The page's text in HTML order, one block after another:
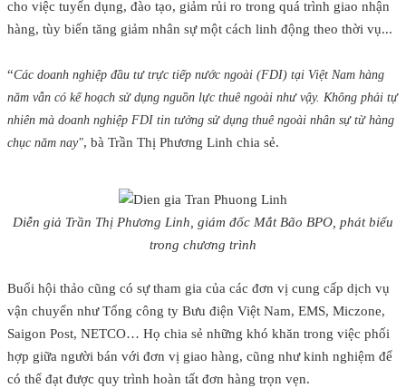
cho việc tuyển dụng, đào tạo, giảm rủi ro trong quá trình giao nhận
hàng, tùy biến tăng giảm nhân sự một cách linh động theo thời vụ...
“Các doanh nghiệp đầu tư trực tiếp nước ngoài (FDI) tại Việt Nam hàng
năm vẫn có kế hoạch sử dụng nguồn lực thuê ngoài như vậy. Không phải tự
nhiên mà doanh nghiệp FDI tin tưởng sử dụng thuê ngoài nhân sự từ hàng
chục năm nay", bà Trần Thị Phương Linh chia sẻ.
Diễn giả Trần Thị Phương Linh, giám đốc Mắt Bão BPO, phát biểu
trong chương trình
Buổi hội thảo cũng có sự tham gia của các đơn vị cung cấp dịch vụ
vận chuyển như Tổng công ty Bưu điện Việt Nam, EMS, Miczone,
Saigon Post, NETCO… Họ chia sẻ những khó khăn trong việc phối
hợp giữa người bán với đơn vị giao hàng, cũng như kinh nghiệm để
có thể đạt được quy trình hoàn tất đơn hàng trọn vẹn.